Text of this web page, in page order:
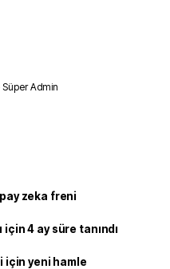
Admin
zeka freni
4 ay süre tanındı
için yeni hamle